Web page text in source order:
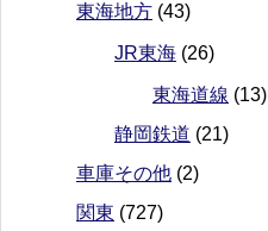
東海地方 (43)
JR東海 (26)
東海道線 (13)
静岡鉄道 (21)
車庫その他 (2)
関東 (727)